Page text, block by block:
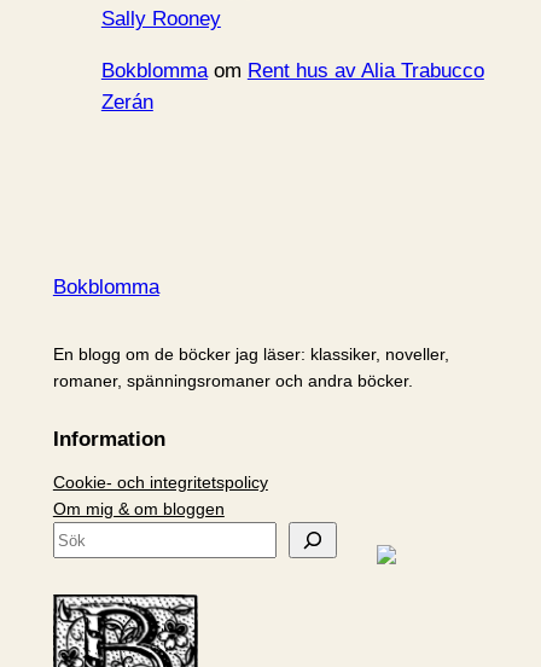
Sally Rooney
Bokblommaom Rent hus av Alia Trabucco
Zerán
Bokblomma
En blogg om de böcker jag läser: klassiker, noveller,
romaner, spänningsromaner och andra böcker.
Information
Cookie- och integritetspolicy
Om mig & om bloggen
S
k